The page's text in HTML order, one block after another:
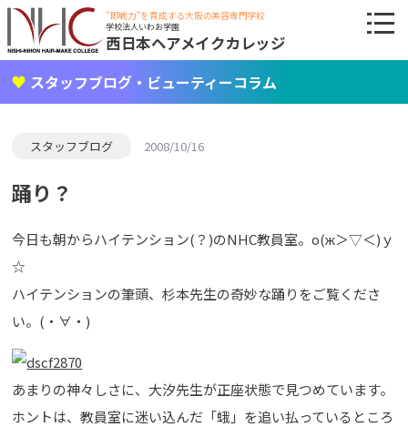
"即戦力"を育成する大阪の美容専門学校
学校法人いわお学園
西日本ヘアメイクカレッジ
スタッフブログ・ビューティーコラム
スタッフブログ 2008/10/16
踊り？
今日も朝からハイテンション(？)のNHC教員室。о(ж＞▽＜)ｙ
☆
ハイテンションの筆頭、杉本先生の奇妙な踊りをご覧くださ
い。(・∀・)
あまりの神々しさに、大汐先生が正座状態で見つめています。
ホントは、教員室に迷い込んだ「蛾」を追い払っているところ